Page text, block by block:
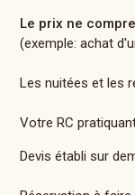
Le prix ne
(exemple: achat
Les nuitées et les
Votre RC
Devis établi sur